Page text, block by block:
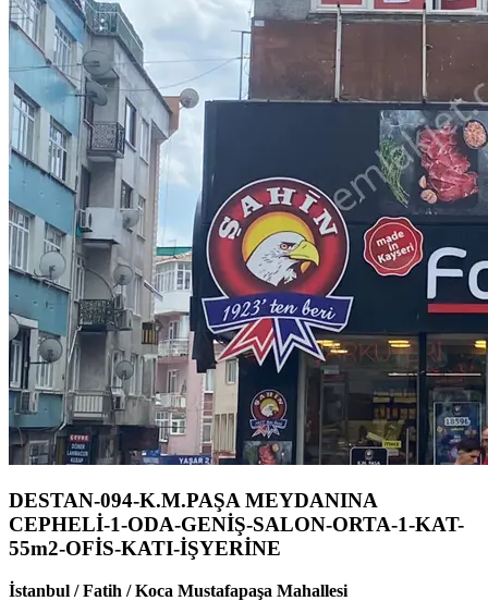
DESTAN-094-K.M.PAŞA MEYDANINA
CEPHELİ-1-ODA-GENİŞ-SALON-ORTA-1-KAT-
55m2-OFİS-KATI-İŞYERİNE
İstanbul / Fatih / Koca Mustafapaşa Mahallesi